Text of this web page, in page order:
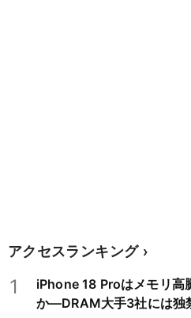
アクセスランキング
1
iPhone 18 Proはメモリ高
か―DRAM大手3社には独